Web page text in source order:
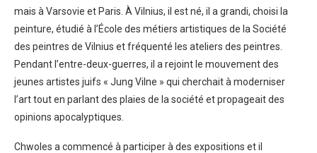
mais à Varsovie et Paris. À Vilnius, il est né, il a grandi, choisi la
peinture, étudié à l’École des métiers artistiques de la Société
des peintres de Vilnius et fréquenté les ateliers des peintres.
Pendant l’entre-deux-guerres, il a rejoint le mouvement des
jeunes artistes juifs « Jung Vilne » qui cherchait à moderniser
l’art tout en parlant des plaies de la société et propageait des
opinions apocalyptiques.
Chwoles a commencé à participer à des expositions et il